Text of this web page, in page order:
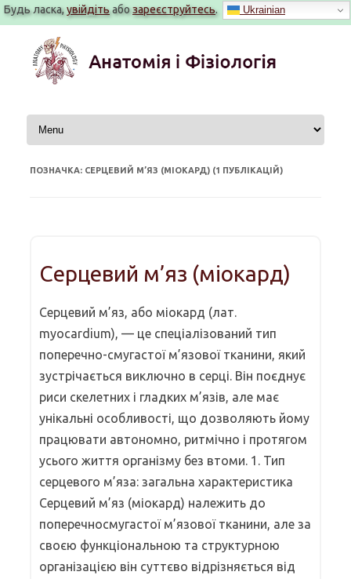
Будь ласка,увійдітьабозареєструйтесь.
вмісту
ПОЗНАЧКА: СЕРЦЕВИЙ М’ЯЗ (МІОКАРД) (1 ПУБЛІКАЦІЙ)
Серцевий м’яз (міокард)
Серцевий м’яз, або міокард (лат.
myocardium), — це спеціалізований тип
поперечно-смугастої м’язової тканини, який
зустрічається виключно в серці. Він поєднує
риси скелетних і гладких м’язів, але має
унікальні особливості, що дозволяють йому
працювати автономно, ритмічно і протягом
усього життя організму без втоми. 1. Тип
серцевого м’яза: загальна характеристика
Серцевий м’яз (міокард) належить до
поперечносмугастої м’язової тканини, але за
своєю функціональною та структурною
організацією він суттєво відрізняється від
Ukrainian